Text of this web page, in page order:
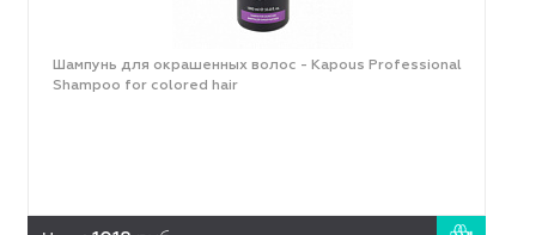
Шампунь для окрашенных волос - Kapous Professional
Shampoo for colored hair